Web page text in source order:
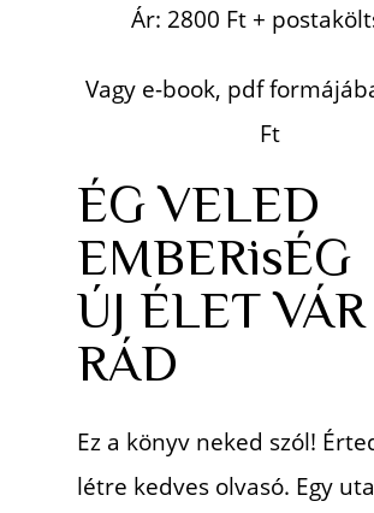
Ár: 2800 Ft +
Vagy e-book, pdf
Ft
ÉG VELED
EMBERisÉG
ÚJ ÉLET VÁR
RÁD
Ez a könyv neked szól!
létre kedves olvasó. Egy